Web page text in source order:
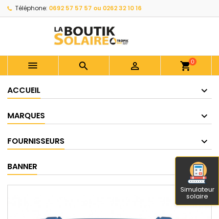
Téléphone: 0692 57 57 57 ou 0262 32 10 16
   shopping_cart0
ACCUEIL
MARQUES
FOURNISSEURS
BANNER
Simulateur
solaire